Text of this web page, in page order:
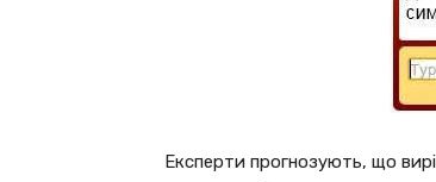
Експерти прогнозують, що